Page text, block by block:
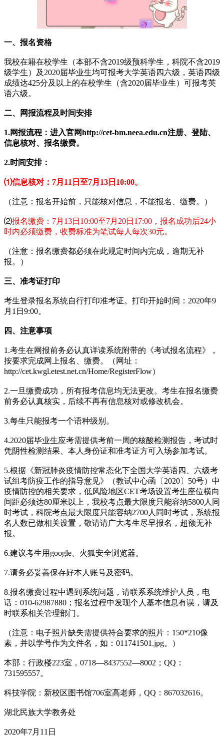
一、报名资格
我校在籍在校学生（本部不含2019级预科学生，科院不含2019
级学生）及2020届毕业生均可报考大学英语四六级，英语四级
成绩达425分及以上的在校学生（含2020届毕业生）可报考英
语六级。
二、网报流程及时间安排
1.网报流程：进入官网http://cet-bm.neea.edu.cn注册、登陆、
信息核对、报名缴费。
2.时间安排：
⑴信息核对：7月11日至7月13日10:00。
（注意：报名开始前，只能核对信息，不能报名、缴费。）
⑵报名缴费：7月13日10:00至7月20日17:00，报名成功后24小
时内必须缴费，收费标准为笔试每人每次30元。
（注意：报名缴费都必须在此规定时间内完成，逾期无补
报。）
三、准考证打印
考生登录报名系统自行打印准考证。打印开始时间：2020年9
月1日9:00。
四、注意事项
1.考生在网报前务必认真详读系统附带的《考试报名流程》，
按要求完成网上报名、缴费。（网址：
http://cet.kwgl.etest.net.cn/Home/RegisterFlow）
2.一旦缴费成功，所有报考信息均无法更改。考生在报名缴费
前务必认真核实，后续不再有信息核对或修改机会。
3.每生只能报考一个语种级别。
4.2020届毕业生应考需提供考前一周的核酸检测报告，考试时
凭阴性检测结果、本人身份证和准考证方可入场参加考试。
5.根据《新冠肺炎疫情防控常态化下全国大学英语四、六级考
试组考防疫工作的指导意见》（教试中心函〔2020〕50号）中
疫情防控的相关要求，低风险地区CET考场设置考生座位横向
间距必须达80厘米以上，我校考点最大限度只能容纳5800人同
时考试，科院考点最大限度只能容纳2700人同时考试，系统报
名人数已做相关设置，敬请请广大考生尽早报名，超额无补
报。
6.建议考生用google、火狐安全浏览器。
7.请务必妥善保存好本人账号及密码。
8.报名缴费过程中遇到系统问题，请联系系统维护人员，电
话：010-62987880；报名过程中发现个人基本信息有误，请及
时联系相关管理部门。
（注意：电子照片缺失需提供符合要求的照片：150*210像
素，并以学号作为文件名，如：011741501.jpg。）
本部：行政楼223室，0718—8437552—8002；QQ：
731595557。
科技学院：新校区图书馆706室高老师，QQ：867032616。
湖北民族大学教务处
2020年7月11日